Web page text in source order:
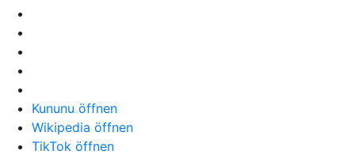
Kununu öffnen
Wikipedia öffnen
TikTok öffnen